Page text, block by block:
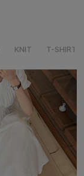
KNIT T-SHIRT